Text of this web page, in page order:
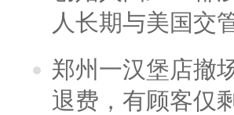
人长期与美国交
郑州一汉堡店撤
退费，有顾客仅